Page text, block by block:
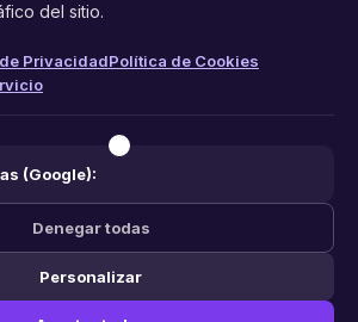
Aviso Legal
Un servicio dePC64 Servicios Informaticos.
del sitio.
PrivacidadPolítica de Cookies
(Google):
Denegar todas
Personalizar